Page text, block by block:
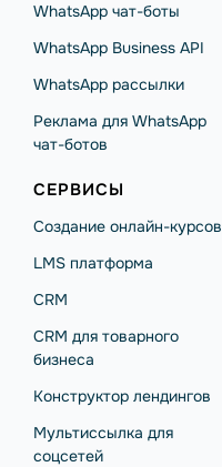
WhatsApp чат-боты
WhatsApp Business API
WhatsApp рассылки
Реклама для WhatsApp
чат-ботов
СЕРВИСЫ
Создание онлайн-курсов
LMS платформа
CRM
CRM для товарного
бизнеса
Конструктор лендингов
Мультиссылка для
соцсетей